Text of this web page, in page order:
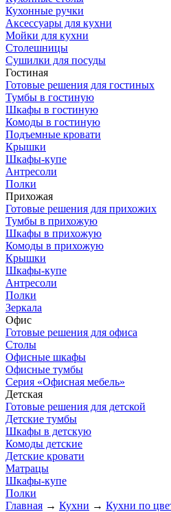
Кухонные ручки
Аксессуары для кухни
Мойки для кухни
Столешницы
Сушилки для посуды
Гостиная
Готовые решения для гостиных
Тумбы в гостиную
Шкафы в гостиную
Комоды в гостиную
Подъемные кровати
Крышки
Шкафы-купе
Антресоли
Полки
Прихожая
Готовые решения для прихожих
Тумбы в прихожую
Шкафы в прихожую
Комоды в прихожую
Крышки
Шкафы-купе
Антресоли
Полки
Зеркала
Офис
Готовые решения для офиса
Столы
Офисные шкафы
Офисные тумбы
Серия «Офисная мебель»
Детская
Готовые решения для детской
Детские тумбы
Шкафы в детскую
Комоды детские
Детские кровати
Матрацы
Шкафы-купе
Полки
Главная → Кухни → Кухни по